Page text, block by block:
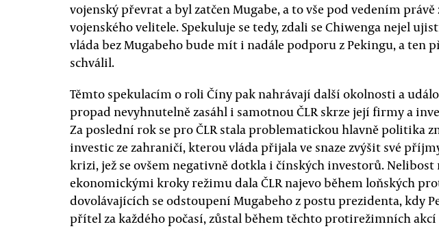
vojenský převrat a byl zatčen Mugabe, a to vše pod vedením
vojenského velitele. Spekuluje se tedy, zdali se Chiwenga nejel
vláda bez Mugabeho bude mít i nadále podporu z Pekingu, a ten
schválil.
Těmto spekulacím o roli Číny pak nahrávají další okolnosti a
propad nevyhnutelně zasáhl i samotnou ČLR skrze její firmy a
Za poslední rok se pro ČLR stala problematickou hlavně politika
investic ze zahraničí, kterou vláda přijala ve snaze zvýšit své
krizi, jež se ovšem negativně dotkla i čínských investorů. Nelibost
ekonomickými kroky režimu dala ČLR najevo během loňských
dovolávajících se odstoupení Mugabeho z postu prezidenta, kdy
přítel za každého počasí, zůstal během těchto protirežimních